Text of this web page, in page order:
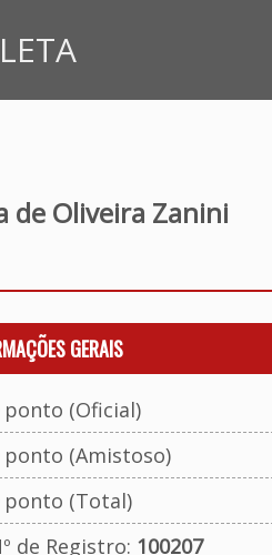
de Oliveira Zanini
GERAIS
(Oficial)
(Amistoso)
(Total)
de Registro: 100207